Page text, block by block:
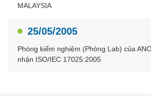
MALAYSIA
25/05/2005
Phòng kiểm nghiệm (Phòng Lab) của
nhận ISO/IEC 17025:2005